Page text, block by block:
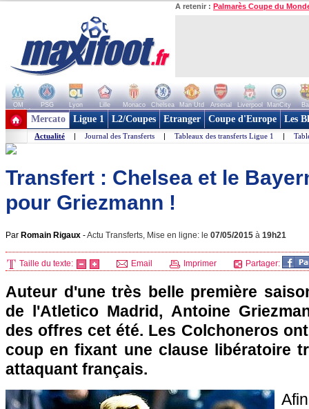
A retenir : Palmarès Coupe du
OM PSG Lyon Lille Monaco Chelsea Man Utd Arsenal Liverpool ManCity
+ de clubs
Mercato Ligue 1 L2/Coupes Etranger Coupe d'Europe Les
Actualité | Journal des Transferts | Tableaux des transferts Ligue 1 |
Transfert : Chelsea et le
pour Griezmann !
Par Romain Rigaux -Actu Transferts, Mise en ligne: le 07/05/2015 à 19h21
Taille du texte: Email Imprimer Partager:
Auteur d'une très belle première
de l'Atletico Madrid, Antoine
des offres cet été. Les Colchoneros
coup en fixant une clause libératoire
attaquant français.